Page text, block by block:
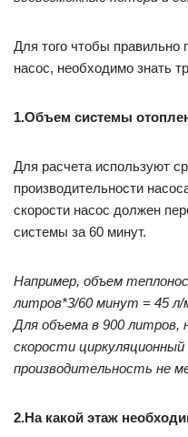
Для того чтобы правильно
насос, необходимо знать
1.Объем системы
Для расчета используют
производительности
скорости насос должен
системы за 60 минут.
Например, объем
литров*3/60 минут = 45 л/
Для объема в 900 литров,
скорости
производительность не
2.На какой этаж